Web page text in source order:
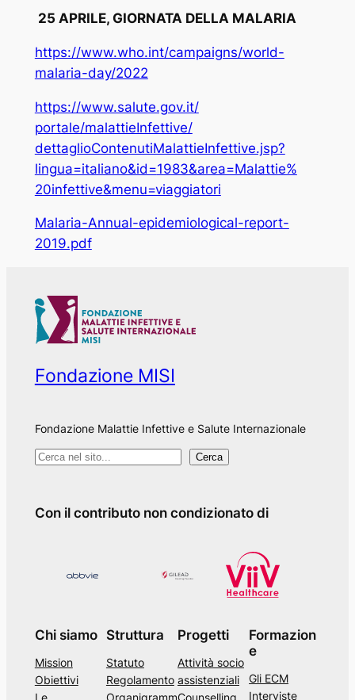
25 APRILE, GIORNATA DELLA MALARIA
https://www.who.int/campaigns/world-
malaria-day/2022
https://www.salute.gov.it/
portale/malattieInfettive/
dettaglioContenutiMalattieInfettive.jsp?
lingua=italiano&id=1983&area=Malattie%
20infettive&menu=viaggiatori
Malaria-Annual-epidemiological-report-
2019.pdf
Fondazione MISI
Fondazione Malattie Infettive e Salute Internazionale
C
c
i
t
o
Cerca
Con il contributo non condizionato di
Chi siamo
Mission
Obiettivi
Struttura
Statuto
Regolamento
Progetti
Attività socio
assistenziali
Formazion
e
Gli ECM
Interviste